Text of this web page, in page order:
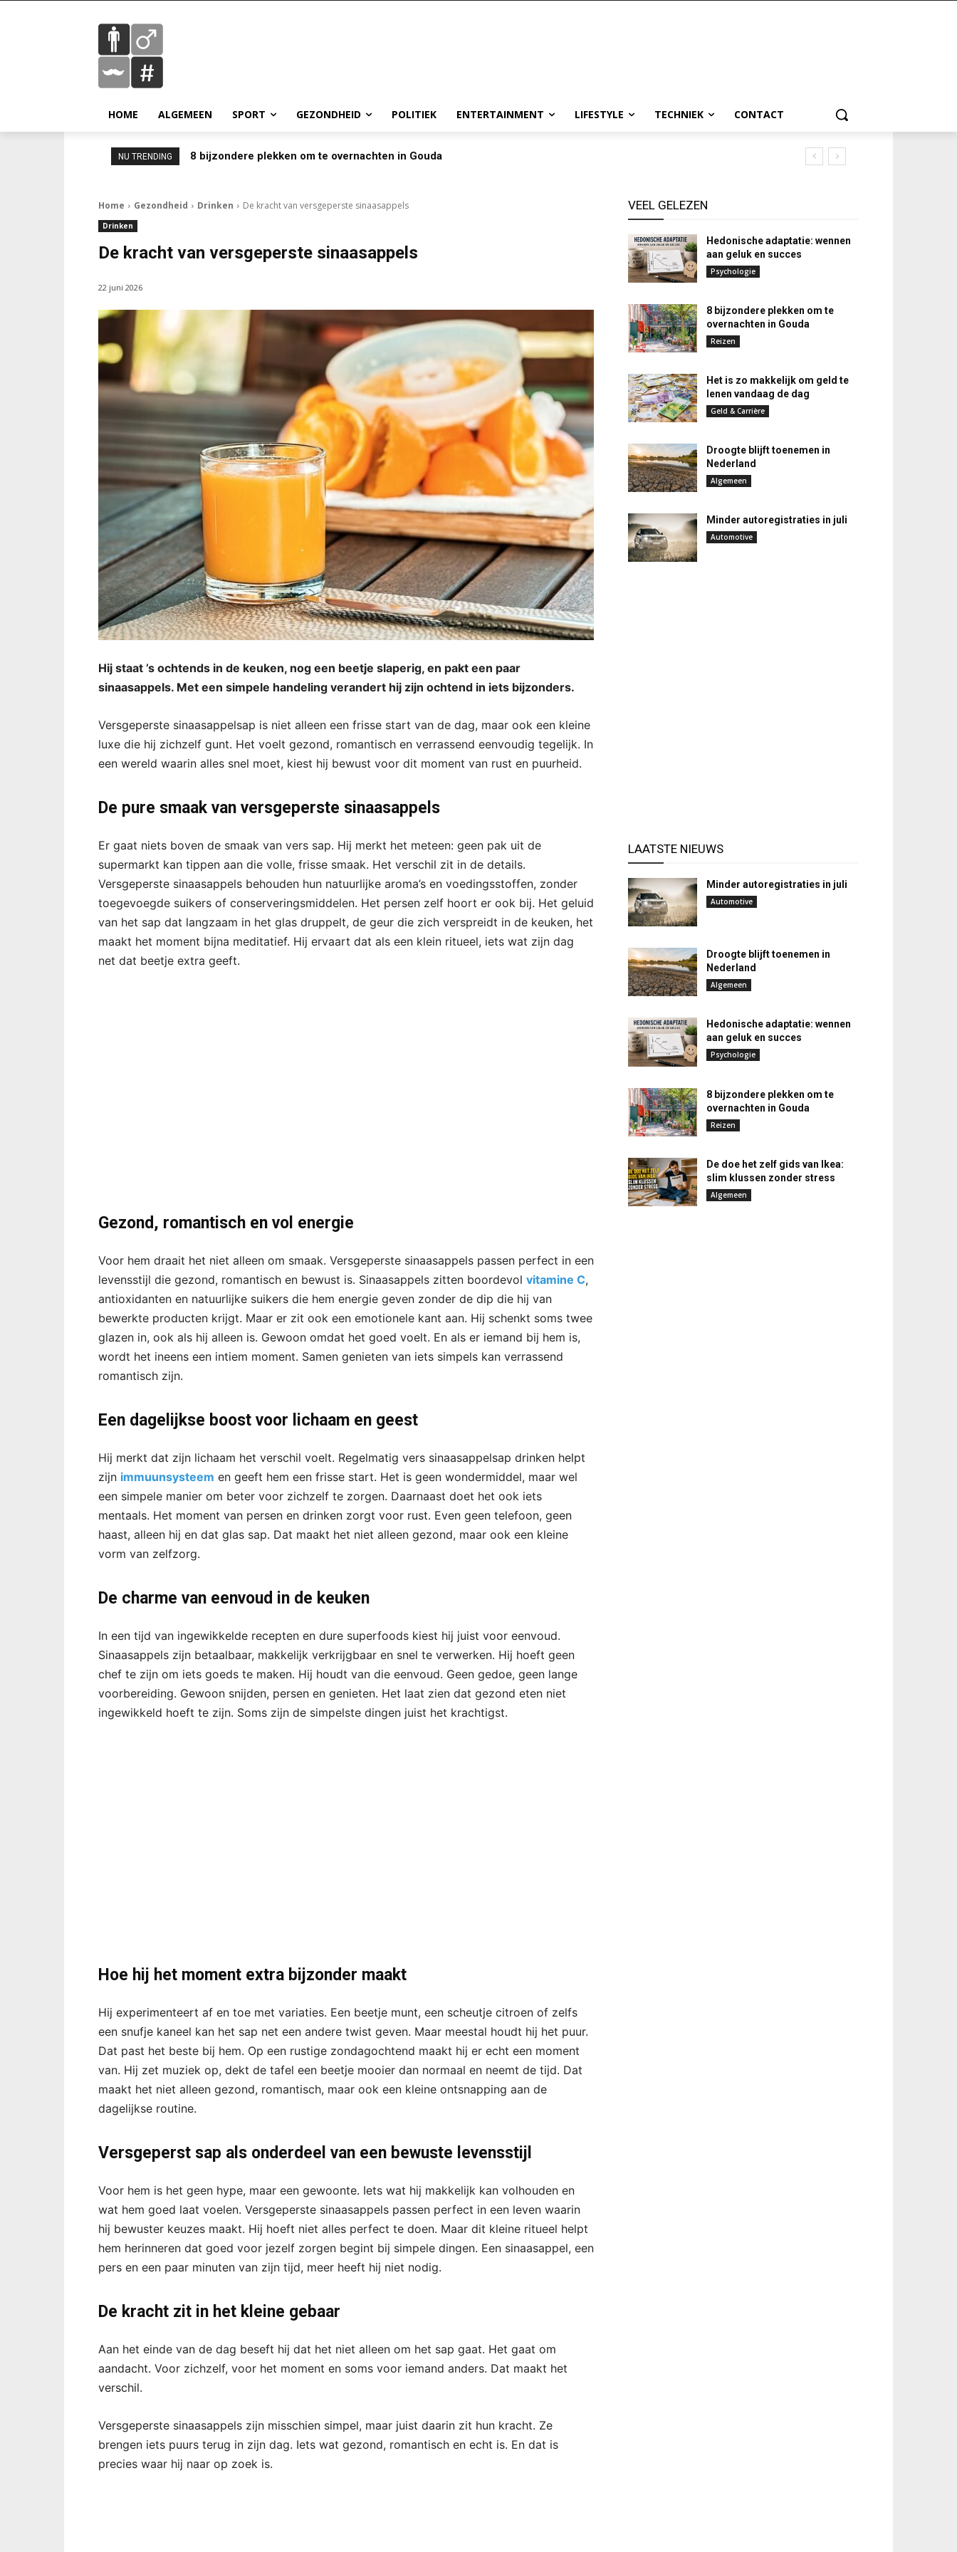
HOME ALGEMEEN SPORT GEZONDHEID POLITIEK ENTERTAINMENT LIFESTYLE TECHNIEK CONTACT
NU TRENDING 8 bijzondere plekken om te overnachten in Gouda
Home Gezondheid Drinken De kracht van versgeperste sinaasappels
Drinken
De kracht van versgeperste sinaasappels
22 juni 2026
Hij staat ’s ochtends in de keuken, nog een beetje slaperig, en pakt een paar
sinaasappels. Met een simpele handeling verandert hij zijn ochtend in iets bijzonders.
Versgeperste sinaasappelsap is niet alleen een frisse start van de dag, maar ook een kleine
luxe die hij zichzelf gunt. Het voelt gezond, romantisch en verrassend eenvoudig tegelijk. In
een wereld waarin alles snel moet, kiest hij bewust voor dit moment van rust en puurheid.
De pure smaak van versgeperste sinaasappels
Er gaat niets boven de smaak van vers sap. Hij merkt het meteen: geen pak uit de
supermarkt kan tippen aan die volle, frisse smaak. Het verschil zit in de details.
Versgeperste sinaasappels behouden hun natuurlijke aroma’s en voedingsstoffen, zonder
toegevoegde suikers of conserveringsmiddelen. Het persen zelf hoort er ook bij. Het geluid
van het sap dat langzaam in het glas druppelt, de geur die zich verspreidt in de keuken, het
maakt het moment bijna meditatief. Hij ervaart dat als een klein ritueel, iets wat zijn dag
net dat beetje extra geeft.
Gezond, romantisch en vol energie
Voor hem draait het niet alleen om smaak. Versgeperste sinaasappels passen perfect in een
levensstijl die gezond, romantisch en bewust is. Sinaasappels zitten boordevol vitamine C,
antioxidanten en natuurlijke suikers die hem energie geven zonder de dip die hij van
bewerkte producten krijgt. Maar er zit ook een emotionele kant aan. Hij schenkt soms twee
glazen in, ook als hij alleen is. Gewoon omdat het goed voelt. En als er iemand bij hem is,
wordt het ineens een intiem moment. Samen genieten van iets simpels kan verrassend
romantisch zijn.
Een dagelijkse boost voor lichaam en geest
Hij merkt dat zijn lichaam het verschil voelt. Regelmatig vers sinaasappelsap drinken helpt
zijn immuunsysteem en geeft hem een frisse start. Het is geen wondermiddel, maar wel
een simpele manier om beter voor zichzelf te zorgen. Daarnaast doet het ook iets
mentaals. Het moment van persen en drinken zorgt voor rust. Even geen telefoon, geen
haast, alleen hij en dat glas sap. Dat maakt het niet alleen gezond, maar ook een kleine
vorm van zelfzorg.
De charme van eenvoud in de keuken
In een tijd van ingewikkelde recepten en dure superfoods kiest hij juist voor eenvoud.
Sinaasappels zijn betaalbaar, makkelijk verkrijgbaar en snel te verwerken. Hij hoeft geen
chef te zijn om iets goeds te maken. Hij houdt van die eenvoud. Geen gedoe, geen lange
voorbereiding. Gewoon snijden, persen en genieten. Het laat zien dat gezond eten niet
ingewikkeld hoeft te zijn. Soms zijn de simpelste dingen juist het krachtigst.
Hoe hij het moment extra bijzonder maakt
Hij experimenteert af en toe met variaties. Een beetje munt, een scheutje citroen of zelfs
een snufje kaneel kan het sap net een andere twist geven. Maar meestal houdt hij het puur.
Dat past het beste bij hem. Op een rustige zondagochtend maakt hij er echt een moment
van. Hij zet muziek op, dekt de tafel een beetje mooier dan normaal en neemt de tijd. Dat
maakt het niet alleen gezond, romantisch, maar ook een kleine ontsnapping aan de
dagelijkse routine.
Versgeperst sap als onderdeel van een bewuste levensstijl
Voor hem is het geen hype, maar een gewoonte. Iets wat hij makkelijk kan volhouden en
wat hem goed laat voelen. Versgeperste sinaasappels passen perfect in een leven waarin
hij bewuster keuzes maakt. Hij hoeft niet alles perfect te doen. Maar dit kleine ritueel helpt
hem herinneren dat goed voor jezelf zorgen begint bij simpele dingen. Een sinaasappel, een
pers en een paar minuten van zijn tijd, meer heeft hij niet nodig.
De kracht zit in het kleine gebaar
Aan het einde van de dag beseft hij dat het niet alleen om het sap gaat. Het gaat om
aandacht. Voor zichzelf, voor het moment en soms voor iemand anders. Dat maakt het
verschil.
Versgeperste sinaasappels zijn misschien simpel, maar juist daarin zit hun kracht. Ze
brengen iets puurs terug in zijn dag. Iets wat gezond, romantisch en echt is. En dat is
precies waar hij naar op zoek is.
VEEL GELEZEN
Hedonische adaptatie: wennen
aan geluk en succes
Psychologie
8 bijzondere plekken om te
overnachten in Gouda
Reizen
Het is zo makkelijk om geld te
lenen vandaag de dag
Geld & Carrière
Droogte blijft toenemen in
Nederland
Algemeen
Minder autoregistraties in juli
Automotive
LAATSTE NIEUWS
Minder autoregistraties in juli
Automotive
Droogte blijft toenemen in
Nederland
Algemeen
Hedonische adaptatie: wennen
aan geluk en succes
Psychologie
8 bijzondere plekken om te
overnachten in Gouda
Reizen
De doe het zelf gids van Ikea:
slim klussen zonder stress
Algemeen